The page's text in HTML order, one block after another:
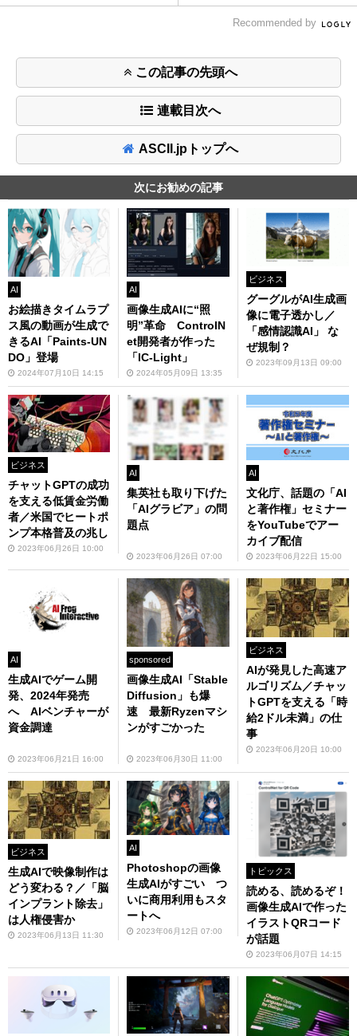
Recommended by
この記事の先頭へ
連載目次へ
ASCII.jpトップへ
次にお勧めの記事
AI
お絵描きタイムラプ
ス風の動画が生成で
きるAI「Paints-UN
DO」登場
2024年07月10日 14:15
AI
画像生成AIに“照
明”革命 ControlN
et開発者が作った
「IC-Light」
2024年05月09日 13:35
ビジネス
グーグルがAI生成画
像に電子透かし／
「感情認識AI」 な
ぜ規制？
2023年09月13日 09:00
ビジネス
チャットGPTの成功
を支える低賃金労働
者／米国でヒートポ
ンプ本格普及の兆し
2023年06月26日 10:00
AI
集英社も取り下げた
「AIグラビア」の問
題点
2023年06月26日 07:00
AI
文化庁、話題の「AI
と著作権」セミナー
をYouTubeでアー
カイブ配信
2023年06月22日 15:00
AI
生成AIでゲーム開
発、2024年発売
へ AIベンチャーが
資金調達
2023年06月21日 16:00
sponsored
画像生成AI「Stable
Diffusion」も爆
速 最新Ryzenマシ
ンがすごかった
2023年06月30日 11:00
ビジネス
AIが発見した高速ア
ルゴリズム／チャッ
トGPTを支える「時
給2ドル未満」の仕
事
2023年06月20日 10:00
ビジネス
生成AIで映像制作は
どう変わる？／「脳
インプラント除去」
は人権侵害か
2023年06月13日 11:30
AI
Photoshopの画像
生成AIがすごい つ
いに商用利用もスタ
ートへ
2023年06月12日 07:00
トピックス
読める、読めるぞ！
画像生成AIで作った
イラストQRコード
が話題
2023年06月07日 14:15